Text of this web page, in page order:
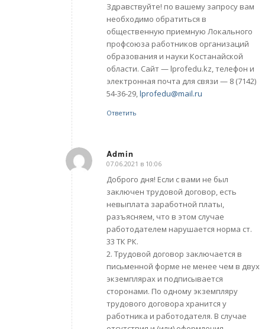
Здравствуйте! по вашему запросу вам
необходимо обратиться в
общественную приемную Локального
профсоюза работников организаций
образования и науки Костанайской
области. Сайт — lprofedu.kz, телефон и
электронная почта для связи — 8 (7142)
54-36-29,lprofedu@mail.ru
Ответить
Admin
говорит:
07.06.2021 в 10:06
Доброго дня! Если с вами не был
заключен трудовой договор, есть
невыплата заработной платы,
разъясняем, что в этом случае
работодателем нарушается норма ст.
33 ТК РК.
2. Трудовой договор заключается в
письменной форме не менее чем в двух
экземплярах и подписывается
сторонами. По одному экземпляру
трудового договора хранится у
работника и работодателя. В случае